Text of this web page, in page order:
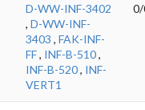
D-WW-INF-3402
, D-WW-INF-
3403 , FAK-INF-
FF, INF-B-510,
INF-B-520, INF-
VERT1